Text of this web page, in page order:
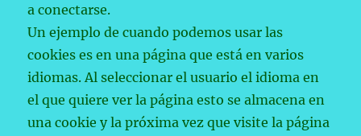
a conectarse.
Un ejemplo de cuando podemos usar las
cookies es en una página que está en varios
idiomas. Al seleccionar el usuario el idioma en
el que quiere ver la página esto se almacena en
una cookie y la próxima vez que visite la página